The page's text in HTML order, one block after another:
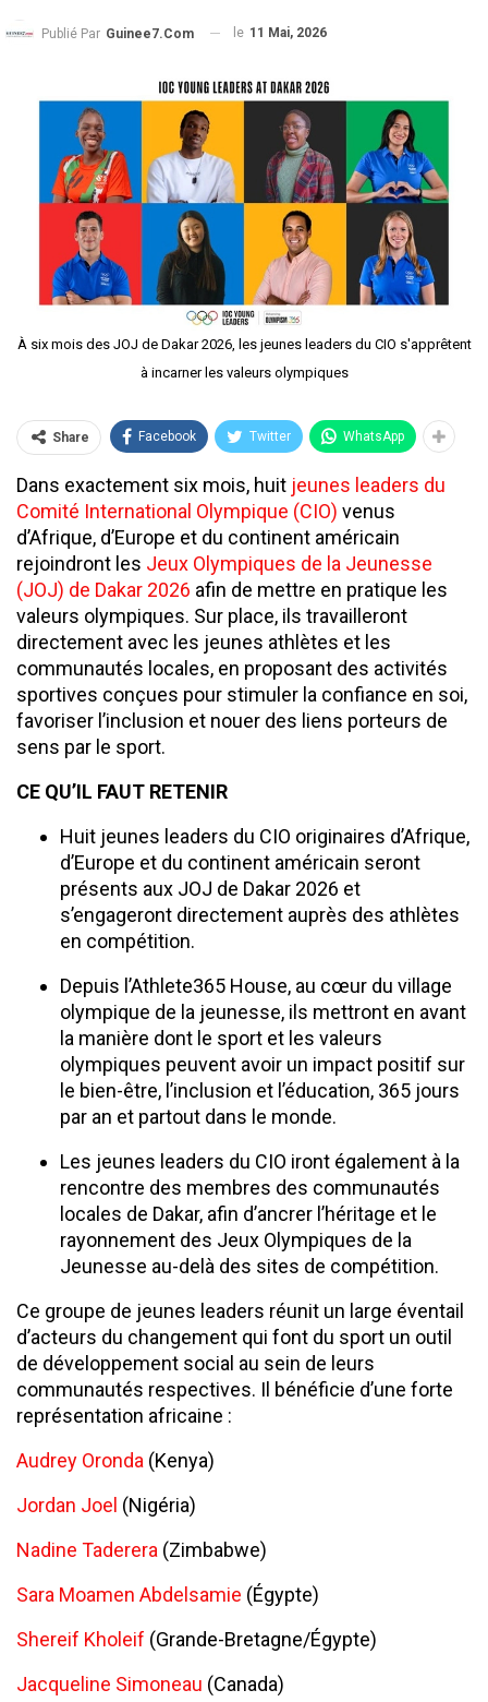
Publié Par Guinee7.com le 11 Mai, 2026
À six mois des JOJ de Dakar 2026, les jeunes leaders du CIO s'apprêtent
à incarner les valeurs olympiques
Share Facebook Twitter WhatsApp
Dans exactement six mois, huit jeunes leaders du
Comité International Olympique (CIO) venus
d’Afrique, d’Europe et du continent américain
rejoindront les Jeux Olympiques de la Jeunesse
(JOJ) de Dakar 2026 afin de mettre en pratique les
valeurs olympiques. Sur place, ils travailleront
directement avec les jeunes athlètes et les
communautés locales, en proposant des activités
sportives conçues pour stimuler la confiance en soi,
favoriser l’inclusion et nouer des liens porteurs de
sens par le sport.
CE QU’IL FAUT RETENIR
Huit jeunes leaders du CIO originaires d’Afrique,
d’Europe et du continent américain seront
présents aux JOJ de Dakar 2026 et
s’engageront directement auprès des athlètes
en compétition.
Depuis l’Athlete365 House, au cœur du village
olympique de la jeunesse, ils mettront en avant
la manière dont le sport et les valeurs
olympiques peuvent avoir un impact positif sur
le bien-être, l’inclusion et l’éducation, 365 jours
par an et partout dans le monde.
Les jeunes leaders du CIO iront également à la
rencontre des membres des communautés
locales de Dakar, afin d’ancrer l’héritage et le
rayonnement des Jeux Olympiques de la
Jeunesse au-delà des sites de compétition.
Ce groupe de jeunes leaders réunit un large éventail
d’acteurs du changement qui font du sport un outil
de développement social au sein de leurs
communautés respectives. Il bénéficie d’une forte
représentation africaine :
Audrey Oronda (Kenya)
Jordan Joel (Nigéria)
Nadine Taderera (Zimbabwe)
Sara Moamen Abdelsamie (Égypte)
Shereif Kholeif (Grande-Bretagne/Égypte)
Jacqueline Simoneau (Canada)